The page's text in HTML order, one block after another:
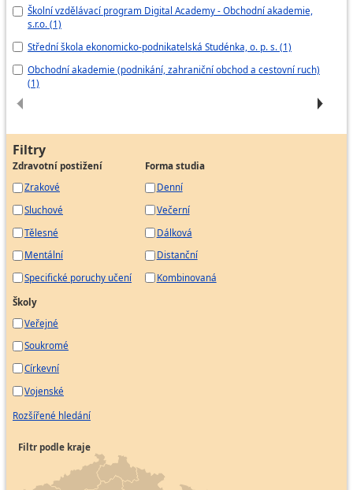
Likvidátor škod z pojištění majetku a
Likvidátor škod z pojištění osob
Pojišťovací poradce
Asistentka
Firemní recepční
Odborný účetní
Personalista
Media buyer
Specialista marketingu
Školní vzdělávací program Digital Academy - Obchodní akademie,
s.r.o. (1)
Střední škola ekonomicko-podnikatelská Studénka, o. p. s. (1)
Obchodní akademie (podnikání, zahraniční obchod a cestovní ruch)
(1)
Filtry
Zdravotní postižení
Zrakové
Sluchové
Tělesné
Mentální
Specifické poruchy učení
Forma studia
Denní
Večerní
Dálková
Distanční
Kombinovaná
Školy
Veřejné
Soukromé
Církevní
Vojenské
Rozšířené hledání
Filtr podle kraje